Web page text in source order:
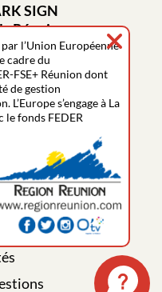
SIGN
Réunion
Clotilde
38
?
l’Union Européenne
cadre du
FSE+ Réunion dont
de gestion
L’Europe s’engage à La
le fonds FEDER